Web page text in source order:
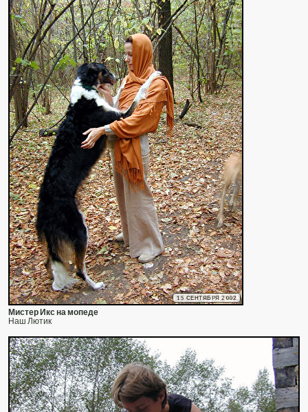
15 СЕНТЯБРЯ 2002
Мистер Икс на мопеде
Наш Лютик